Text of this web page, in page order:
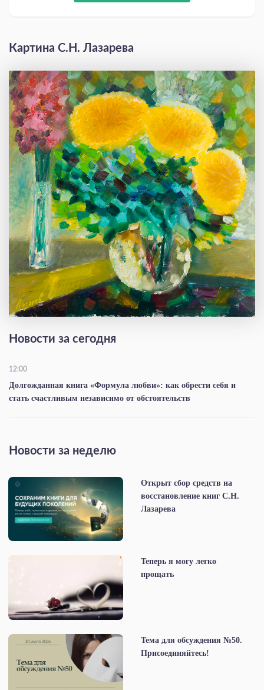
Картина С.Н. Лазарева
Новости за сегодня
12:00
Долгожданная книга «Формула любви»: как обрести себя и
стать счастливым независимо от обстоятельств
Новости за неделю
Открыт сбор средств на
восстановление книг С.Н.
Лазарева
Теперь я могу легко
прощать
Тема для обсуждения №50.
Присоединяйтесь!